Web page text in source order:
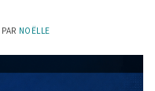
PAR NOËLLE